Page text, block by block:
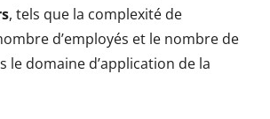
, tels que la complexité de
d’employés et le nombre de
le domaine d’application de la